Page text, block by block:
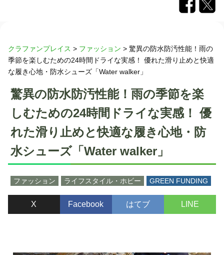
クラファンプレイス > ファッション > 驚異の防水防汚性能！雨の
季節を楽しむための24時間ドライな実感！ 優れた滑り止めと快適
な履き心地・防水シューズ「Water walker」
驚異の防水防汚性能！雨の季節を楽
しむための24時間ドライな実感！ 優
れた滑り止めと快適な履き心地・防
水シューズ「Water walker」
ファッション ライフスタイル・ホビー GREEN FUNDING
X Facebook はてブ LINE